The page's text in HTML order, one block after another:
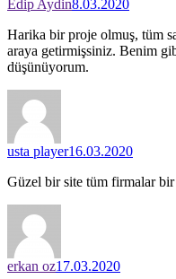
Edip Aydin8.03.2020
Harika bir proje olmuş, tüm
araya getirmişsiniz. Benim
düşünüyorum.
usta player16.03.2020
Güzel bir site tüm firmalar bir
erkan oz17.03.2020